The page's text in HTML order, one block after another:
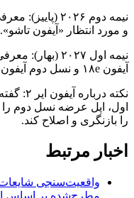
و مورد انتظار «آیفون تاشو».
آیفون ۱۸e و نسل دوم آیفون ایر.
نکته
اول، اپل عرضه نسل دوم را
را بازنگری و اصلاح کند.
اخبار مرتبط
مطرح‌شده بر اساس